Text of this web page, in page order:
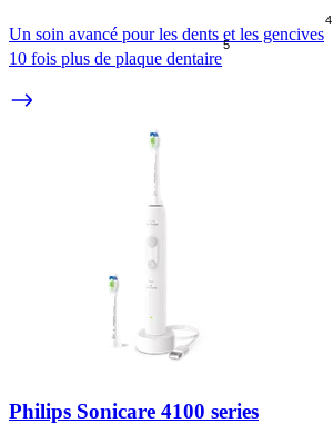
Un soin avancé pour les dents et les gencives
4
10 fois plus de plaque dentaire
5
Philips Sonicare 4100 series